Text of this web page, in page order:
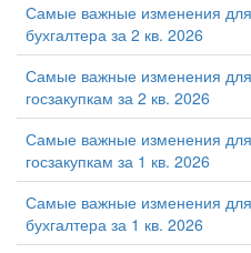
Самые важные изменения
бухгалтера за 2 кв. 2026
Самые важные изменения
госзакупкам за 2 кв. 2026
Самые важные изменения
госзакупкам за 1 кв. 2026
Самые важные изменения
бухгалтера за 1 кв. 2026